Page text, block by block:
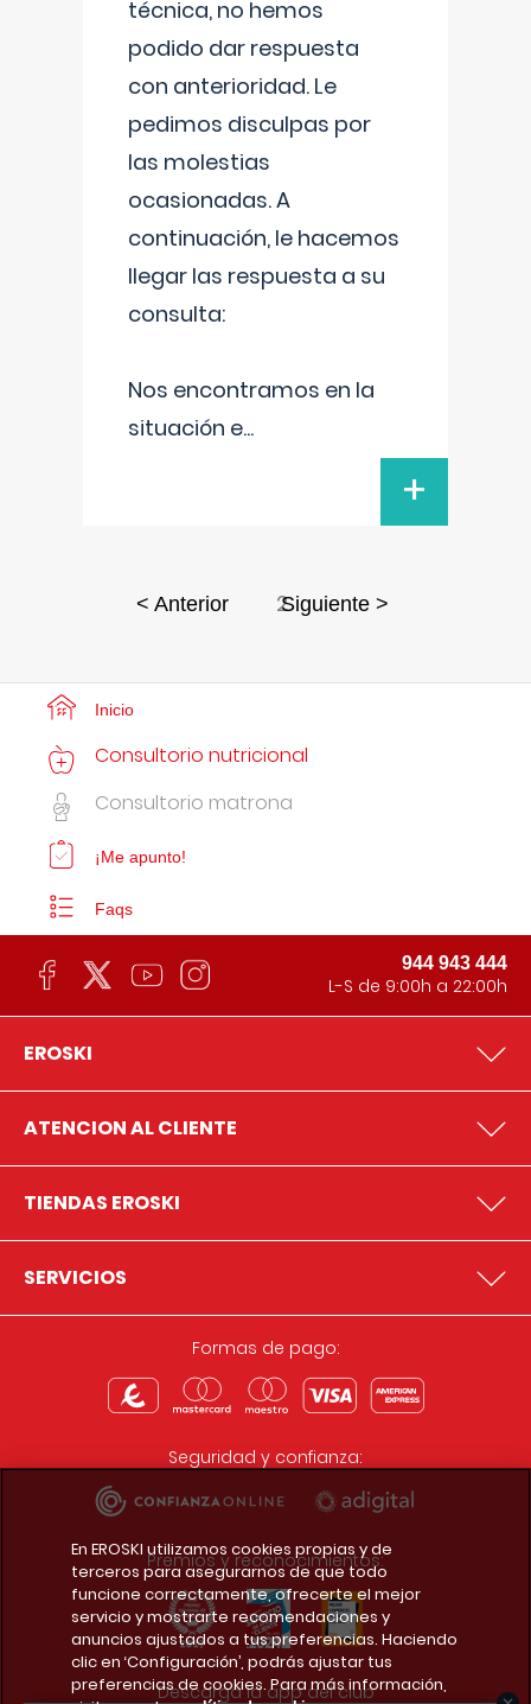
técnica, no hemos
podido dar respuesta
con anterioridad. Le
pedimos disculpas por
las molestias
ocasionadas. A
continuación, le hacemos
llegar las respuesta a su
consulta:
Nos encontramos en la
situación e...
+
< Anterior 2Siguiente >
Inicio
Consultorio nutricional
Consultorio matrona
¡Me apunto!
Faqs
944 943 444
L-S de 9:00h a 22:00h
EROSKI
ATENCION AL CLIENTE
TIENDAS EROSKI
SERVICIOS
Formas de pago:
Seguridad y confianza:
Premios y reconocimientos:
Descarga la app del club
En EROSKI utilizamos cookies propias y de
terceros para asegurarnos de que todo
funcione correctamente, ofrecerte el mejor
servicio y mostrarte recomendaciones y
anuncios ajustados a tus preferencias. Haciendo
clic en ‘Configuración’, podrás ajustar tus
preferencias de cookies. Para más información,